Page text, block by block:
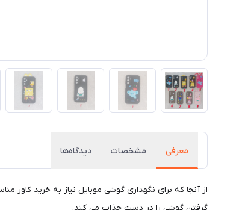
معرفی مشخصات دیدگاه‌ها
از آنجا که برای نگهداری گوشی موبایل نیاز به خرید